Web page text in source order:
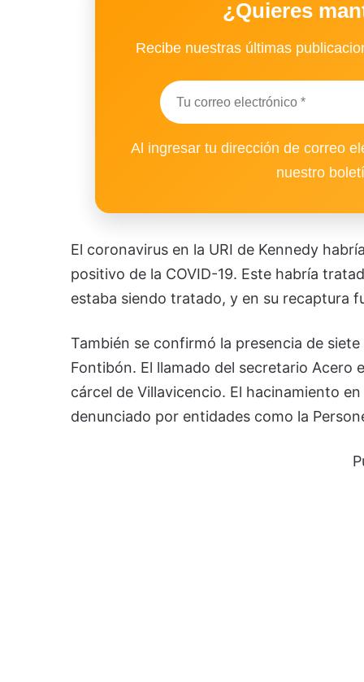
¿Quieres
Recibe nuestras últimas
Al ingresar tu dirección de correo
nuestro
El coronavirus en la URI de Kennedy
positivo de la COVID-19. Este habría
estaba siendo tratado, y en su recaptura
También se confirmó la presencia de
Fontibón. El llamado del secretario Acero
cárcel de Villavicencio. El hacinamiento
denunciado por entidades como la